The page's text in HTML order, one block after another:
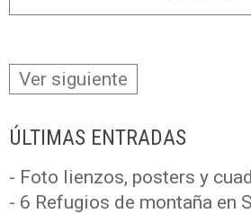
Ver siguiente
ÚLTIMAS ENTRADAS
- Foto lienzos, posters y
- 6 Refugios de montaña en